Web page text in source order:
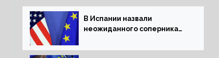
В Испании назвали
неожиданного соперника